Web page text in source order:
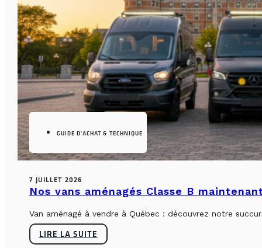
GUIDE D'ACHAT & TECHNIQUE
7 JUILLET 2026
Nos vans aménagés Classe B
Van aménagé à vendre à Québec : découvrez notre
LIRE LA SUITE